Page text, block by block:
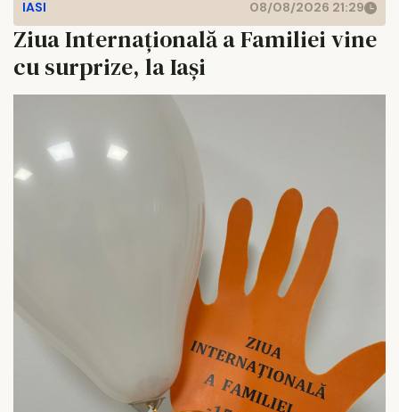
IASI 08/08/2026 21:29
Ziua Internaţională a Familiei vine
cu surprize, la Iași